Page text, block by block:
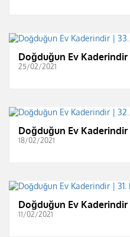
Doğduğun Ev Kaderindir
25/02/2021
Doğduğun Ev Kaderindir
18/02/2021
Doğduğun Ev Kaderindir
11/02/2021